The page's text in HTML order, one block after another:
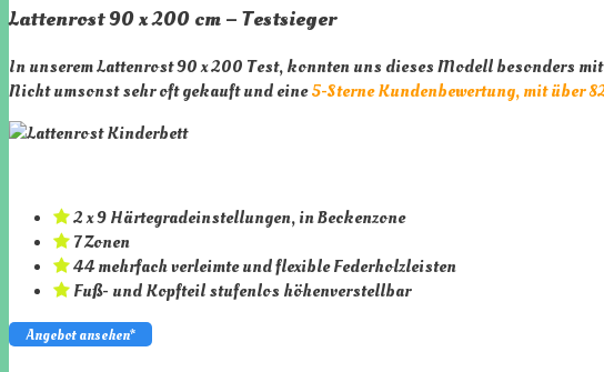
Lattenrost 90 x 200 cm – Testsieger
In unserem Lattenrost 90 x 200 Test, konnten uns dieses Modell besonders
Nicht umsonst sehr oft gekauft und eine5-Sterne Kundenbewertung, mit über
2 x 9 Härtegradeinstellungen, in Beckenzone
7 Zonen
44 mehrfach verleimte und flexible Federholzleisten
Fuß- und Kopfteil stufenlos höhenverstellbar
Angebot ansehen*